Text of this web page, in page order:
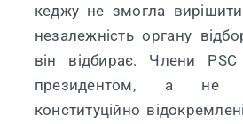
кеджу не змогла
незалежність органу
він відбирає. Члени PSC
президентом, а не
конституційно